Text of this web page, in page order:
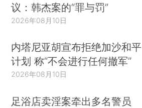
议：韩杰案的“罪与罚”
2026年08月10日
内塔尼亚胡宣布拒绝加沙和平
计划 称“不会进行任何撤军”
2026年08月10日
足浴店卖淫案牵出多名警员